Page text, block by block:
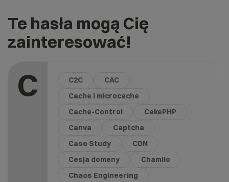
Te hasła mogą Cię
zainteresować!
C C2C
CAC
Cache i microcache
Cache-Control
CakePHP
Canva
Captcha
Case Study
CDN
Cesja domeny
Chamilo
Chaos Engineering